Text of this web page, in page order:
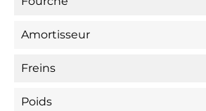
Amortisseur
Freins
Poids